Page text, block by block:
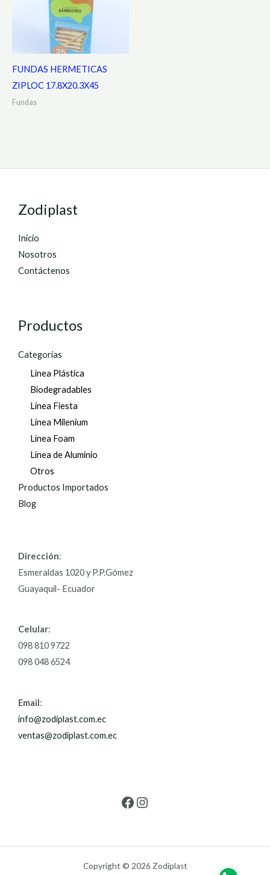
FUNDAS HERMETICAS
ZIPLOC 17.8X20.3X45
Fundas
Zodiplast
Inicio
Nosotros
Contáctenos
Productos
Categorías
Línea Plástica
Biodegradables
Línea Fiesta
Línea Milenium
Línea Foam
Línea de Aluminio
Otros
Productos Importados
Blog
Dirección:
Esmeraldas 1020 y P.P.Gómez
Guayaquil- Ecuador
Celular:
098 810 9722
098 048 6524
Email:
info@zodiplast.com.ec
ventas@zodiplast.com.ec
Copyright © 2026 Zodiplast